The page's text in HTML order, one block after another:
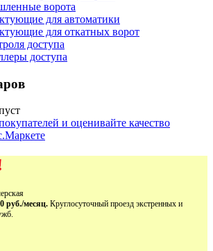
ворота
для автоматики
для откатных ворот
доступа
доступа
руб./месяц. Круглосуточный проезд экстренных и